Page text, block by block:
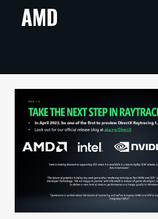
ARTIKKELIT
TECHBBS
TIETOA
HINTA.FI
KAUPPA
VAIHDA TEEMA
AMD